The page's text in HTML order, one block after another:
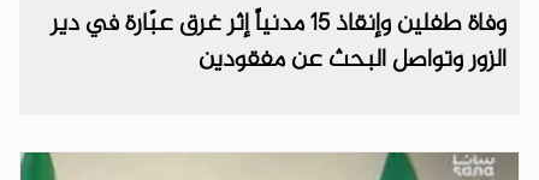
وفاة طفلين وإنقاذ 15 مدنياً إثر غرق عبّارة في دير
الزور وتواصل البحث عن مفقودين